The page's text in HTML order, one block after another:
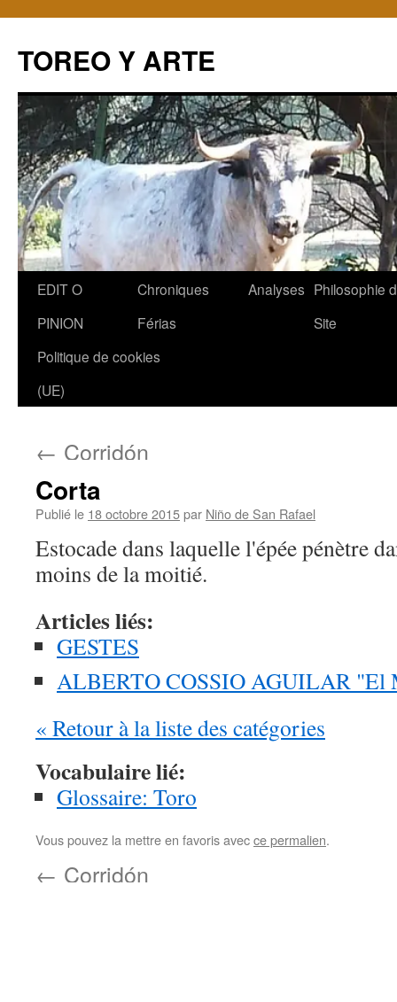
TOREO Y ARTE
Aller
contenu
EDIT O
PINION
Chroniques
Férias
Analyses Philosophie
Site
Politique de cookies
(UE)
← Corridón
Corta
Publié le 18 octobre 2015par Niño de San Rafael
Estocade dans laquelle l'épée pénètre
moins de la moitié.
Articles liés:
GESTES
ALBERTO COSSIO AGUILAR "El
« Retour à la liste des catégories
Vocabulaire lié:
Glossaire: Toro
Vous pouvez la mettre en favoris avecce permalien.
← Corridón